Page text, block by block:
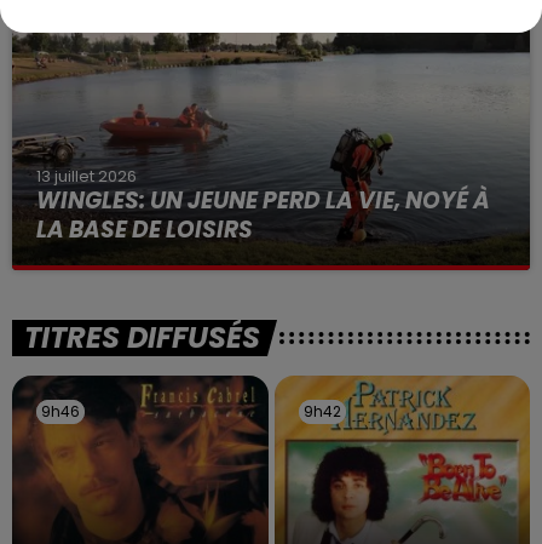
13 juillet 2026
WINGLES: UN JEUNE PERD LA VIE, NOYÉ À
LA BASE DE LOISIRS
La victime a coulé à pic
TITRES DIFFUSÉS
9h46
9h46 9h42
9h42